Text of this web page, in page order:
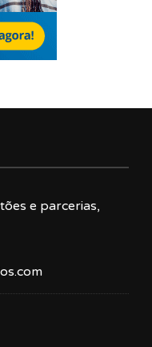
e parcerias,